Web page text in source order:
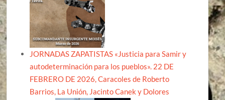
JORNADAS ZAPATISTAS «Justicia para Samir y
autodeterminación para los pueblos». 22 DE
FEBRERO DE 2026, Caracoles de Roberto
Barrios, La Unión, Jacinto Canek y Dolores